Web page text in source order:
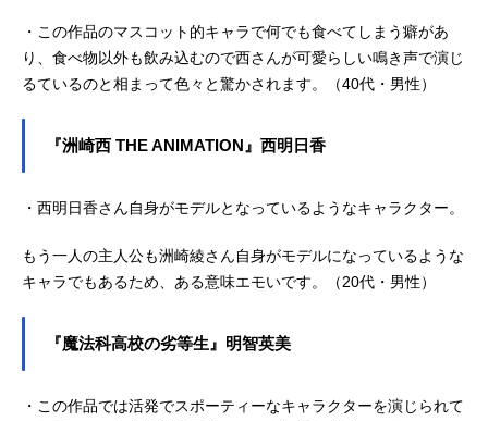
・この作品のマスコット的キャラで何でも食べてしまう癖があ
り、食べ物以外も飲み込むので西さんが可愛らしい鳴き声で演じ
るているのと相まって色々と驚かされます。（40代・男性）
『洲崎西 THE ANIMATION』西明日香
・西明日香さん自身がモデルとなっているようなキャラクター。
もう一人の主人公も洲崎綾さん自身がモデルになっているような
キャラでもあるため、ある意味エモいです。（20代・男性）
『魔法科高校の劣等生』明智英美
・この作品では活発でスポーティーなキャラクターを演じられて